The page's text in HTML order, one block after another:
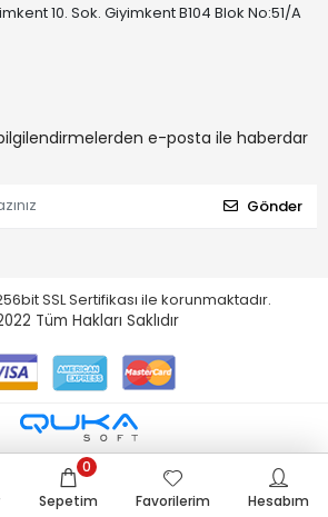
10. Sok. Giyimkent B104 Blok No:51/A
e-posta ile haberdar
Gönder
SSL Sertifikası ile korunmaktadır.
Tüm Hakları Saklıdır
Sepetim
0
Favorilerim
Hesabım